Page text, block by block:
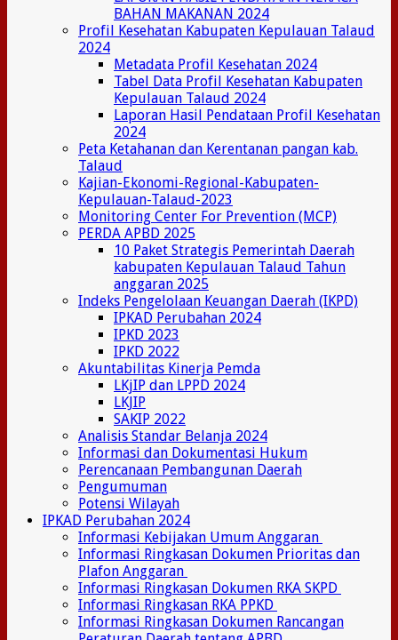
BAHAN MAKANAN 2024
Profil Kesehatan Kabupaten Kepulauan Talaud
2024
Metadata Profil Kesehatan 2024
Tabel Data Profil Kesehatan Kabupaten
Kepulauan Talaud 2024
Laporan Hasil Pendataan Profil Kesehatan
2024
Peta Ketahanan dan Kerentanan pangan kab.
Talaud
Kajian-Ekonomi-Regional-Kabupaten-
Kepulauan-Talaud-2023
Monitoring Center For Prevention (MCP)
PERDA APBD 2025
10 Paket Strategis Pemerintah Daerah
kabupaten Kepulauan Talaud Tahun
anggaran 2025
Indeks Pengelolaan Keuangan Daerah (IKPD)
IPKAD Perubahan 2024
IPKD 2023
IPKD 2022
Akuntabilitas Kinerja Pemda
LKjIP dan LPPD 2024
LKJIP
SAKIP 2022
Analisis Standar Belanja 2024
Informasi dan Dokumentasi Hukum
Perencanaan Pembangunan Daerah
Pengumuman
Potensi Wilayah
IPKAD Perubahan 2024
Informasi Kebijakan Umum Anggaran
Informasi Ringkasan Dokumen Prioritas dan
Plafon Anggaran
Informasi Ringkasan Dokumen RKA SKPD
Informasi Ringkasan RKA PPKD
Informasi Ringkasan Dokumen Rancangan